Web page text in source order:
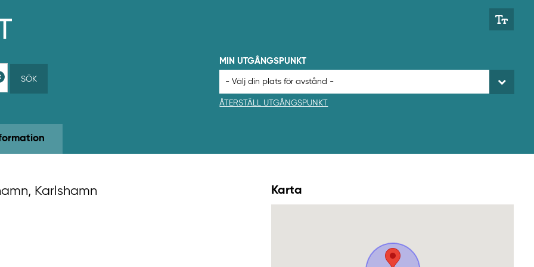
SÖK
MIN UTGÅNGSPUNKT
ÅTERSTÄLL UTGÅNGSPUNKT
Karlshamn Karta